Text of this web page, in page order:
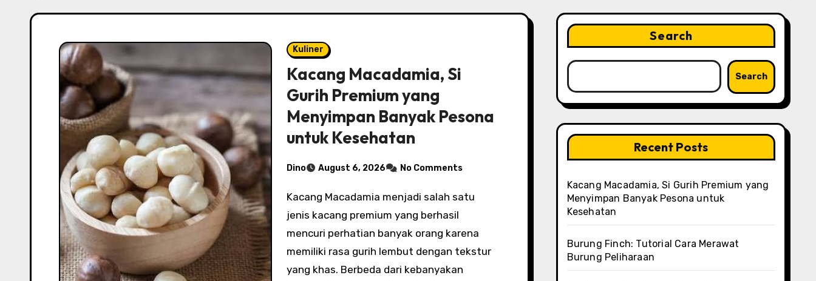
Kuliner
Kacang Macadamia, Si
Gurih Premium yang
Menyimpan Banyak Pesona
untuk Kesehatan
Dino August 6, 2026 No Comments
Kacang Macadamia menjadi salah satu
jenis kacang premium yang berhasil
mencuri perhatian banyak orang karena
memiliki rasa gurih lembut dengan tekstur
yang khas. Berbeda dari kebanyakan
Search
Search
Recent Posts
Kacang Macadamia, Si Gurih Premium yang
Menyimpan Banyak Pesona untuk
Kesehatan
Burung Finch: Tutorial Cara Merawat
Burung Peliharaan